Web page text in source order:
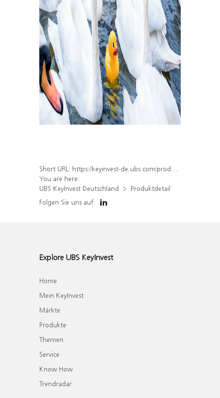
Short URL: https://keyinvest-de.ubs.com/produkt/detail/index/isin/DE000WA7SJQ5
You are here:
UBS KeyInvest Deutschland
Produktdetail
Folgen Sie uns auf
Explore UBS KeyInvest
Home
Mein KeyInvest
Märkte
Produkte
Themen
Service
Know How
Trendradar